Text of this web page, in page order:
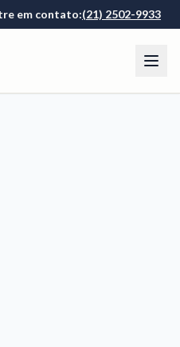
em contato:(21) 2502-9933